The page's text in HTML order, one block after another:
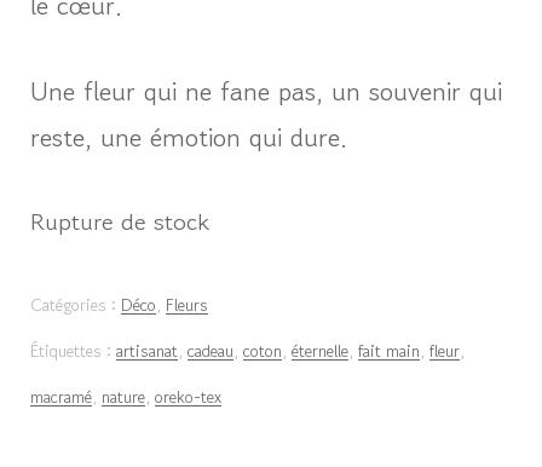
Une fleur qui ne fane pas, un souvenir qui
reste, une émotion qui dure.
Rupture de stock
Catégories : Déco, Fleurs
Étiquettes : artisanat, cadeau, coton, éternelle, fait main, fleur,
macramé, nature, oreko-tex